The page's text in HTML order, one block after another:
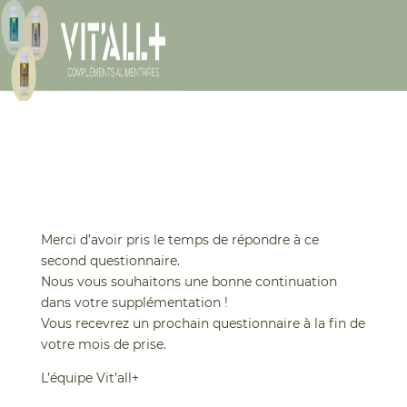
Questionnaire d’usage n°2 –
GLP-1 COMPLEXE
Merci d’avoir pris le temps de répondre à ce
second questionnaire.
Nous vous souhaitons une bonne continuation
dans votre supplémentation !
Vous recevrez un prochain questionnaire à la fin de
votre mois de prise.
L’équipe Vit’all+